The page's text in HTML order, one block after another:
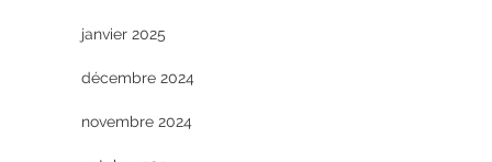
janvier 2025
décembre 2024
novembre 2024